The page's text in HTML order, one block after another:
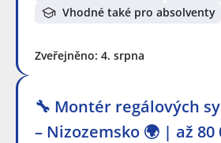
Vhodné také pro absolventy
Zveřejněno: 4. srpna
🔧 Montér regálových
– Nizozemsko 🌍 | až 80